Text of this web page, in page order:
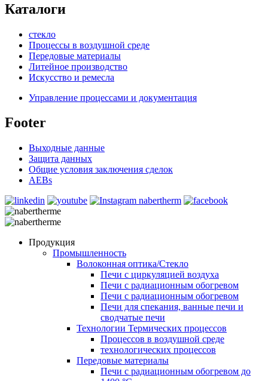
Каталоги
стекло
Процессы в воздушной среде
Передовые материалы
Литейное производство
Искусство и ремесла
Управление процессами и документация
Footer
Выходные данные
Защита данных
Общие условия заключения сделок
AEBs
Продукция
Промышленность
Волоконная оптика/Cтекло
Печи с циркуляцией воздуха
Печи с радиационным обогревом
Печи с радиационным обогревом
Печи для спекания, ванные печи и
сводчатые печи
Технологии Термических процессов
Процессов в воздушной среде
технологических процессов
Передовые материалы
Печи с радиационным обогревом до